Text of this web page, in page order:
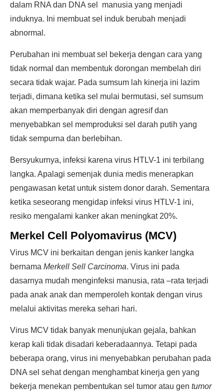
dalam RNA dan DNA sel manusia yang menjadi
induknya. Ini membuat sel induk berubah menjadi
abnormal.
Perubahan ini membuat sel bekerja dengan cara yang
tidak normal dan membentuk dorongan membelah diri
secara tidak wajar. Pada sumsum lah kinerja ini lazim
terjadi, dimana ketika sel mulai bermutasi, sel sumsum
akan memperbanyak diri dengan agresif dan
menyebabkan sel memproduksi sel darah putih yang
tidak sempurna dan berlebihan.
Bersyukurnya, infeksi karena virus HTLV-1 ini terbilang
langka. Apalagi semenjak dunia medis menerapkan
pengawasan ketat untuk sistem donor darah. Sementara
ketika seseorang mengidap infeksi virus HTLV-1 ini,
resiko mengalami kanker akan meningkat 20%.
Merkel Cell Polyomavirus (MCV)
Virus MCV ini berkaitan dengan jenis kanker langka
bernama Merkell Sell Carcinoma. Virus ini pada
dasarnya mudah menginfeksi manusia, rata –rata terjadi
pada anak anak dan memperoleh kontak dengan virus
melalui aktivitas mereka sehari hari.
Virus MCV tidak banyak menunjukan gejala, bahkan
kerap kali tidak disadari keberadaannya. Tetapi pada
beberapa orang, virus ini menyebabkan perubahan pada
DNA sel sehat dengan menghambat kinerja gen yang
bekerja menekan pembentukan sel tumor atau gen tumor